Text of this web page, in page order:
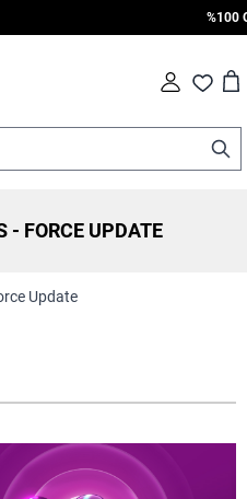
%100
Fav Cart
- FORCE UPDATE
Update